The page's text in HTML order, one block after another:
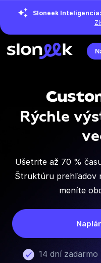
Sloneek Inteligencia:
Rýchle
Ušetrite až 70 %
Štruktúru prehľadov
meníte
14 dní zadarmo